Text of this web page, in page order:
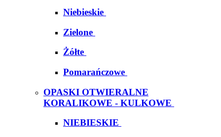
Niebieskie
Zielone
Żółte
Pomarańczowe
OPASKI OTWIERALNE
KORALIKOWE - KULKOWE
NIEBIESKIE